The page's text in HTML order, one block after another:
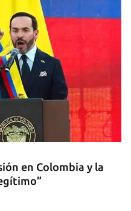
en Colombia y la